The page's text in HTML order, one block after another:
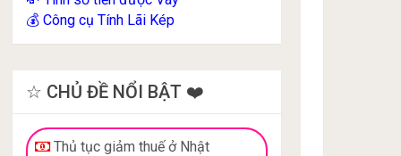
💰Công cụ Tính Lãi Kép
☆ CHỦ ĐỀ NỔI BẬT ❤️
Thủ tục giảm thuế ở Nhật